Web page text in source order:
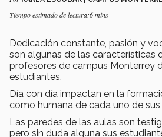
Tiempo estimado de lectura:6 mins
Dedicación constante, pasión y
son algunas de las características
profesores de campus Monterrey
estudiantes.
Día con día impactan en la
como humana de cada uno de sus
Las paredes de las aulas son
pero sin duda alguna sus